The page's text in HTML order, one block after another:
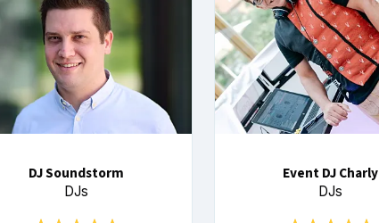
DJ Soundstorm
DJs
Event DJ Charly
DJs